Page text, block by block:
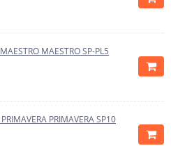
MAESTRO SP-PL5
PRIMAVERA SP10